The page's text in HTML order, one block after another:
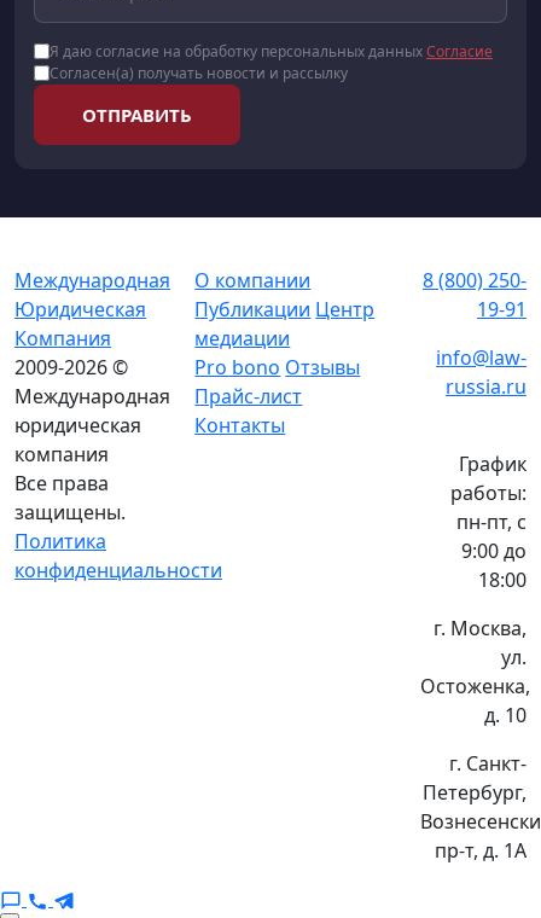
Я даю согласие на обработку персональных данныхСогласие
Согласен(а) получать новости и рассылку
ОТПРАВИТЬ
Международная
Юридическая
Компания
2009-2026 ©
Международная
юридическая
компания
Все права
защищены.
Политика
конфиденциальности
О компании
Публикации Центр
медиации
Pro bono Отзывы
Прайс-лист
Контакты
8 (800) 250-
19-91
info@law-
russia.ru
График
работы:
пн-пт, с
9:00 до
18:00
г. Москва,
ул.
Остоженка,
д. 10
г. Санкт-
Петербург,
пр-т, д. 1А